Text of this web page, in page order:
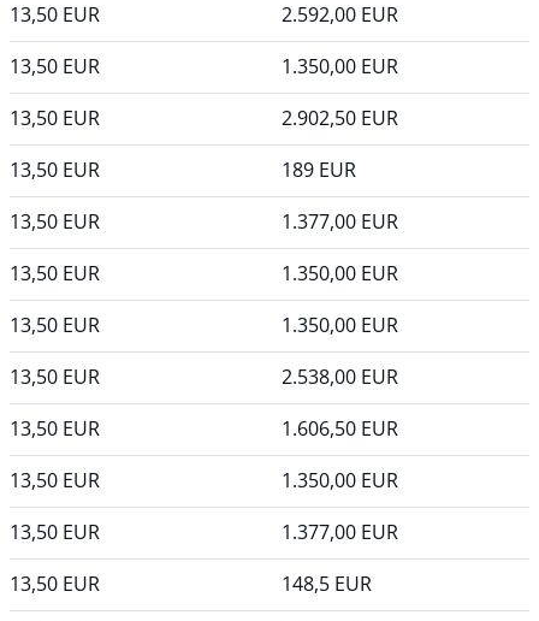
13,50 EUR 2.592,00 EUR
13,50 EUR 1.350,00 EUR
13,50 EUR 2.902,50 EUR
13,50 EUR 189 EUR
13,50 EUR 1.377,00 EUR
13,50 EUR 1.350,00 EUR
13,50 EUR 1.350,00 EUR
13,50 EUR 2.538,00 EUR
13,50 EUR 1.606,50 EUR
13,50 EUR 1.350,00 EUR
13,50 EUR 1.377,00 EUR
13,50 EUR 148,5 EUR